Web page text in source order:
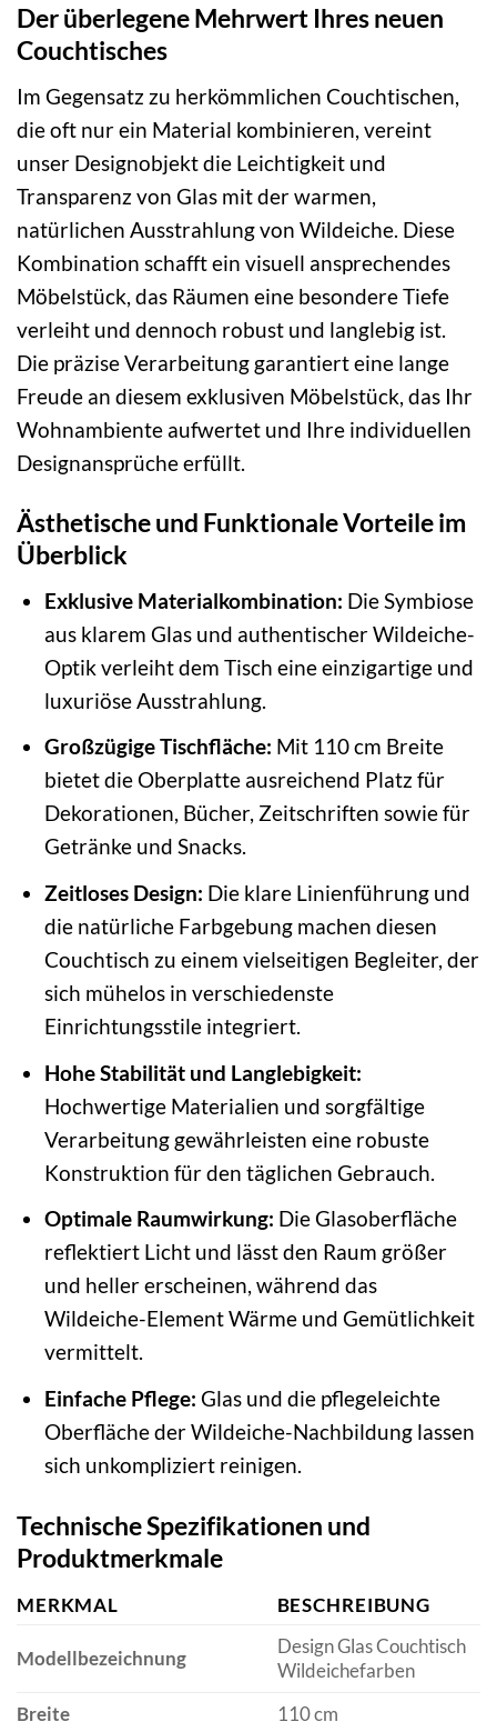
Der überlegene Mehrwert Ihres neuen
Couchtisches
Im Gegensatz zu herkömmlichen Couchtischen,
die oft nur ein Material kombinieren, vereint
unser Designobjekt die Leichtigkeit und
Transparenz von Glas mit der warmen,
natürlichen Ausstrahlung von Wildeiche. Diese
Kombination schafft ein visuell ansprechendes
Möbelstück, das Räumen eine besondere Tiefe
verleiht und dennoch robust und langlebig ist.
Die präzise Verarbeitung garantiert eine lange
Freude an diesem exklusiven Möbelstück, das Ihr
Wohnambiente aufwertet und Ihre individuellen
Designansprüche erfüllt.
Ästhetische und Funktionale Vorteile im
Überblick
Exklusive Materialkombination: Die Symbiose
aus klarem Glas und authentischer Wildeiche-
Optik verleiht dem Tisch eine einzigartige und
luxuriöse Ausstrahlung.
Großzügige Tischfläche: Mit 110 cm Breite
bietet die Oberplatte ausreichend Platz für
Dekorationen, Bücher, Zeitschriften sowie für
Getränke und Snacks.
Zeitloses Design: Die klare Linienführung und
die natürliche Farbgebung machen diesen
Couchtisch zu einem vielseitigen Begleiter, der
sich mühelos in verschiedenste
Einrichtungsstile integriert.
Hohe Stabilität und Langlebigkeit:
Hochwertige Materialien und sorgfältige
Verarbeitung gewährleisten eine robuste
Konstruktion für den täglichen Gebrauch.
Optimale Raumwirkung: Die Glasoberfläche
reflektiert Licht und lässt den Raum größer
und heller erscheinen, während das
Wildeiche-Element Wärme und Gemütlichkeit
vermittelt.
Einfache Pflege: Glas und die pflegeleichte
Oberfläche der Wildeiche-Nachbildung lassen
sich unkompliziert reinigen.
Technische Spezifikationen und
Produktmerkmale
MERKMAL BESCHREIBUNG
Modellbezeichnung
Design Glas Couchtisch
Wildeichefarben
Breite
110 cm